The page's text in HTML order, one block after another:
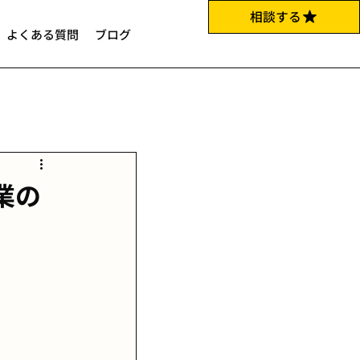
よくある質問 ブログ
相談する
の